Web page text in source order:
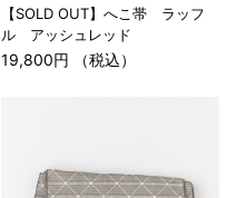
【SOLD OUT】へこ帯 ラッフ
ル アッシュレッド
19,800円 （税込）